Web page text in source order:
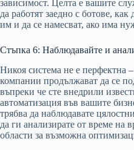
зависимост. Целта е вашите
да работят заедно с ботове,
им и да се намесват, ако има
Стъпка 6: Наблюдавайте и
Никоя система не е перфектна
компании продължават да се
въпреки че сте внедрили
автоматизация във вашите
трябва да наблюдавате
да ги анализирате от време на
области за възможна